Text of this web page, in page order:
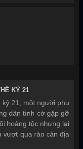
KỶ 21
kỷ 21, một người phụ
dân tình cờ gặp gỡ
hoàng tộc nhưng lại
qua rào cản địa